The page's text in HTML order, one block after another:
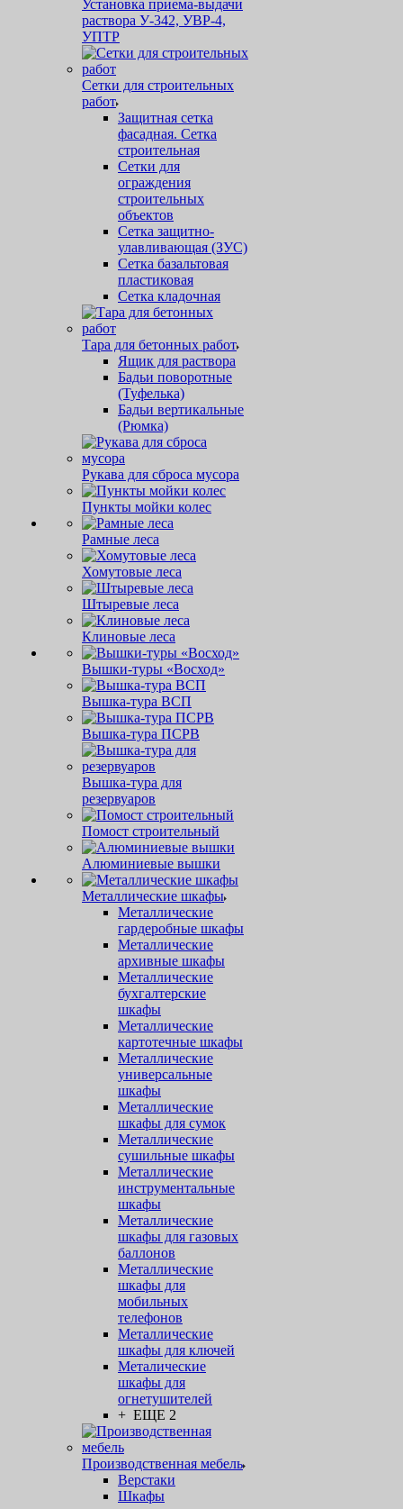
Установка приема-выдачи
раствора У-342, УВР-4,
УПТР
Сетки для строительных
работ
Защитная cетка
фасадная. Сетка
строительная
Сетки для
ограждения
строительных
объектов
Сетка защитно-
улавливающая (ЗУС)
Сетка базальтовая
пластиковая
Сетка кладочная
Тара для бетонных работ
Ящик для раствора
Бадьи поворотные
(Туфелька)
Бадьи вертикальные
(Рюмка)
Рукава для сброса мусора
Пункты мойки колес
Рамные леса
Хомутовые леса
Штыревые леса
Клиновые леса
Вышки-туры «Восход»
Вышка-тура ВСП
Вышка-тура ПСРВ
Вышка-тура для
резервуаров
Помост строительный
Алюминиевые вышки
Металлические шкафы
Металлические
гардеробные шкафы
Металлические
архивные шкафы
Металлические
бухгалтерские
шкафы
Металлические
картотечные шкафы
Металлические
универсальные
шкафы
Металлические
шкафы для сумок
Металлические
сушильные шкафы
Металлические
инструментальные
шкафы
Металлические
шкафы для газовых
баллонов
Металлические
шкафы для
мобильных
телефонов
Металлические
шкафы для ключей
Металические
шкафы для
огнетушителей
+ ЕЩЕ 2
Производственная мебель
Верстаки
Шкафы